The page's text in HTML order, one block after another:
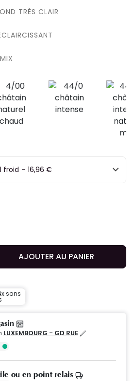
TRÈS CLAIR
MIX
froid - 16,96 €
AJOUTER AU PANIER
sans
LUXEMBOURG - GD RUE
ou en point relais